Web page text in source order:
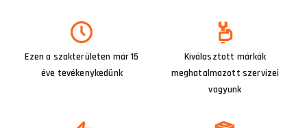
Ezen a szakterületen már 15
éve tevékenykedünk
Kiválasztott márkák
meghatalmazott szervizei
vagyunk